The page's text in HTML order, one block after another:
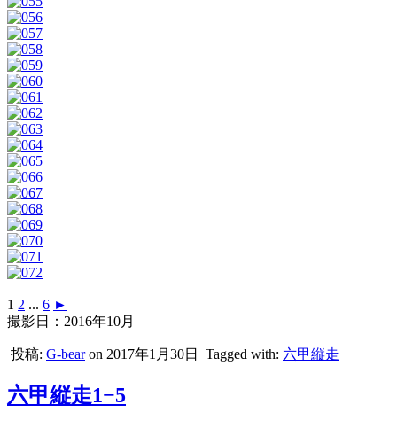
1 2 ... 6 ►
撮影日：2016年10月
投稿: G-bearon 2017年1月30日 Tagged with: 六甲縦走
六甲縦走1−5